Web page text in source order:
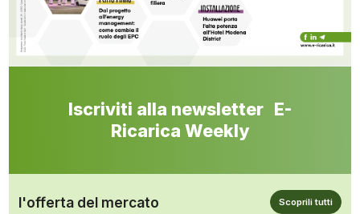
Iscriviti alla newsletter E-
Ricarica Weekly
l'offerta del mercato Scoprili tutti